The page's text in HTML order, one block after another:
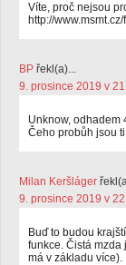
Víte, proč nejsou
http://
BP řekl(a)...
9. prosince 2019 v
Unknow, odhadem
Čeho probůh jsou
Milan Keršláger
9. prosince 2019 v
Buď to budou
funkce. Čistá mzda
má v základu více).